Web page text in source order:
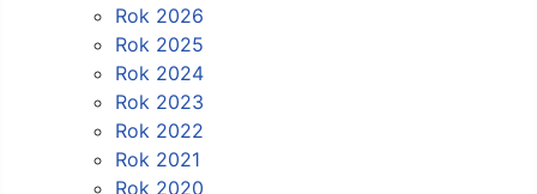
Rok 2026
Rok 2025
Rok 2024
Rok 2023
Rok 2022
Rok 2021
Rok 2020